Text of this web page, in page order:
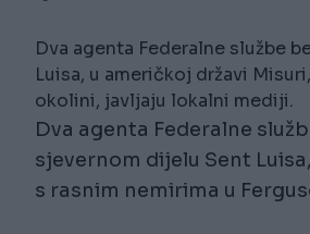
Dva agenta Federalne službe
Luisa, u američkoj državi
okolini, javljaju lokalni mediji.
Dva agenta Federalne
sjevernom dijelu Sent
s rasnim nemirima u